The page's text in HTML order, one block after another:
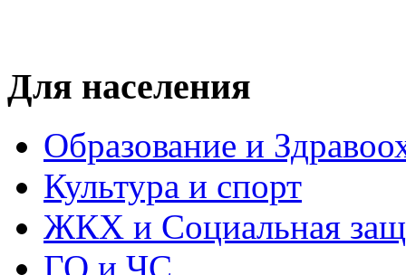
Для населения
Образование и
Культура и спорт
ЖКХ и Социальная
ГО и ЧС